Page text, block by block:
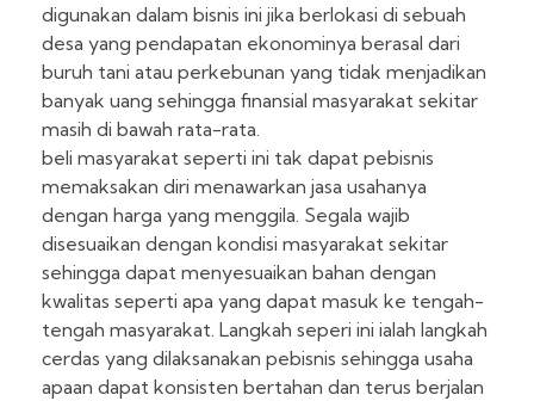
digunakan dalam bisnis ini jika berlokasi di sebuah
desa yang pendapatan ekonominya berasal dari
buruh tani atau perkebunan yang tidak menjadikan
banyak uang sehingga finansial masyarakat sekitar
masih di bawah rata-rata.
beli masyarakat seperti ini tak dapat pebisnis
memaksakan diri menawarkan jasa usahanya
dengan harga yang menggila. Segala wajib
disesuaikan dengan kondisi masyarakat sekitar
sehingga dapat menyesuaikan bahan dengan
kwalitas seperti apa yang dapat masuk ke tengah-
tengah masyarakat. Langkah seperi ini ialah langkah
cerdas yang dilaksanakan pebisnis sehingga usaha
apaan dapat konsisten bertahan dan terus berjalan